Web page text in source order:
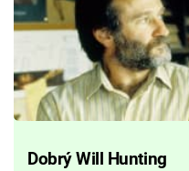
Dobrý Will Hunting